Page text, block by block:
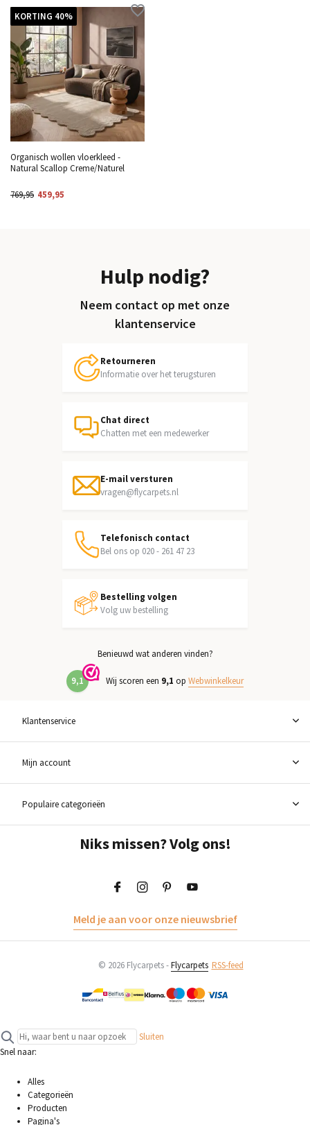
KORTING 40%
Organisch wollen vloerkleed -
Natural Scallop Creme/Naturel
769,95 459,95
Hulp nodig?
Neem contact op met onze
klantenservice
Retourneren
Informatie over het terugsturen
Chat direct
Chatten met een medewerker
E-mail versturen
vragen@flycarpets.nl
Telefonisch contact
Bel ons op 020 - 261 47 23
Bestelling volgen
Volg uw bestelling
Benieuwd wat anderen vinden?
9,1 Wij scoren een 9,1 op Webwinkelkeur
Klantenservice
Mijn account
Populaire categorieën
Niks missen? Volg ons!
Meld je aan voor onze nieuwsbrief
© 2026 Flycarpets -Flycarpets RSS-feed
Sluiten
Snel naar:
Alles
Categorieën
Producten
Pagina's